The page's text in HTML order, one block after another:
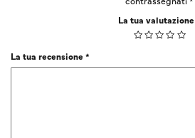
La tua valutazione
La tua recensione*